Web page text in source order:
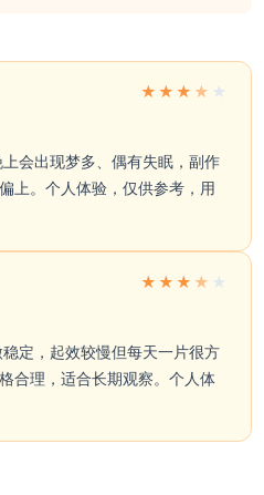
★ ★ ★ ★ ★
上。个人体验，仅供参考，用
★ ★ ★ ★ ★
合理，适合长期观察。个人体